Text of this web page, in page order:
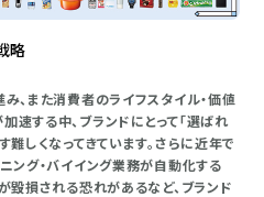
略
、また消費者のライフスタイル・価値
する中、ブランドにとって「選ばれ
難しくなってきています。さらに近年で
ング・バイイング業務が自動化する
毀損される恐れがあるなど、ブランド